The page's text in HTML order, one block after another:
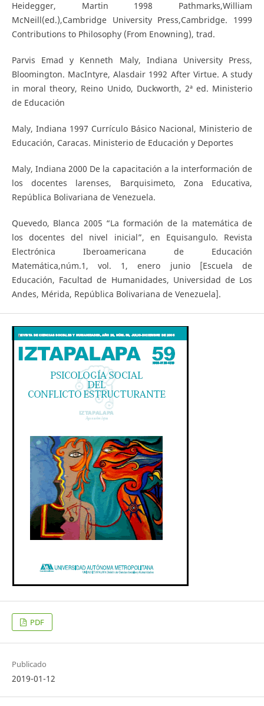
Heidegger, Martin 1998 Pathmarks,William
McNeill(ed.),Cambridge University Press,Cambridge. 1999
Contributions to Philosophy (From Enowning), trad.
Parvis Emad y Kenneth Maly, Indiana University Press,
Bloomington. MacIntyre, Alasdair 1992 After Virtue. A study
in moral theory, Reino Unido, Duckworth, 2ª ed. Ministerio
de Educación
Maly, Indiana 1997 Currículo Básico Nacional, Ministerio de
Educación, Caracas. Ministerio de Educación y Deportes
Maly, Indiana 2000 De la capacitación a la interformación de
los docentes larenses, Barquisimeto, Zona Educativa,
República Bolivariana de Venezuela.
Quevedo, Blanca 2005 “La formación de la matemática de
los docentes del nivel inicial”, en Equisangulo. Revista
Electrónica Iberoamericana de Educación
Matemática,núm.1, vol. 1, enero junio [Escuela de
Educación, Facultad de Humanidades, Universidad de Los
Andes, Mérida, República Bolivariana de Venezuela].
PDF
Publicado
2019-01-12